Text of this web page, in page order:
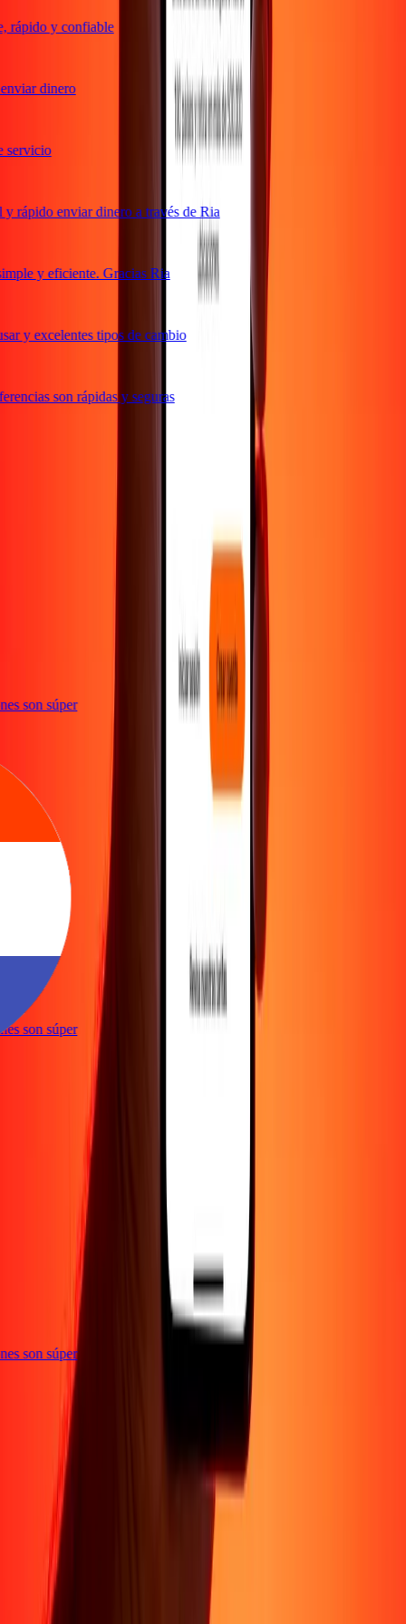
y confiable
dinero
enviar dinero a través de Ria
y eficiente. Gracias Ria
y excelentes tipos de cambio
son rápidas y seguras
son súper
son súper
son súper
Acerca de
Conviértete en agenteConviértete en socio
Conviértete en socio estratégico
Carreras Promociones
Transferencia internacional de dinero
Soporte
Política de privacidad
Aviso de cookies
condiciones
Presentar una